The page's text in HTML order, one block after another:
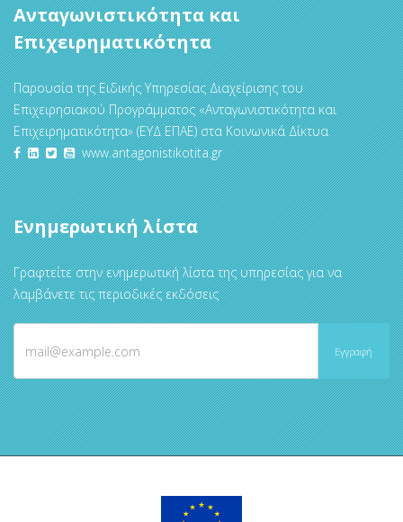
Ανταγωνιστικότητα και
Επιχειρηματικότητα
Παρουσία της Ειδικής Υπηρεσίας Διαχείρισης του
Επιχειρησιακού Προγράμματος «Ανταγωνιστικότητα και
Επιχειρηματικότητα» (ΕΥΔ ΕΠΑΕ) στα Κοινωνικά Δίκτυα
www.antagonistikotita.gr
Ενημερωτική λίστα
Γραφτείτε στην ενημερωτική λίστα της υπηρεσίας για να
λαμβάνετε τις περιοδικές εκδόσεις